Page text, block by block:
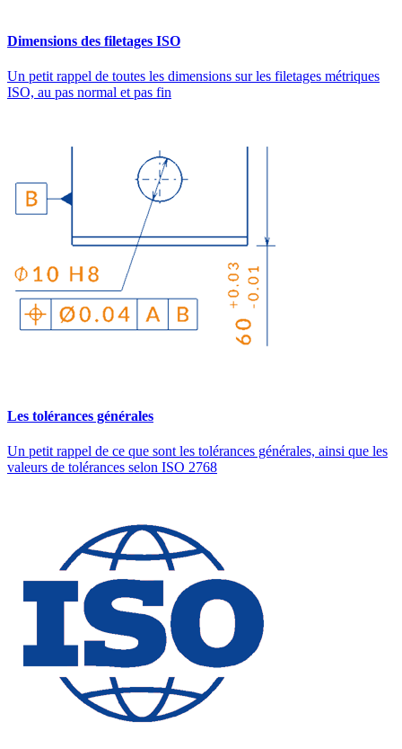
Dimensions des filetages ISO
Un petit rappel de toutes les dimensions sur les filetages métriques
ISO, au pas normal et pas fin
Les tolérances générales
Un petit rappel de ce que sont les tolérances générales, ainsi que les
valeurs de tolérances selon ISO 2768